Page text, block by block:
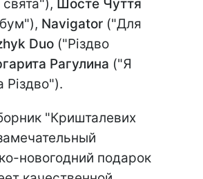
Шосте Чуття
Navigator ("Для
Duo ("Різдво
Рагулина ("Я
Різдво").
"Кришталевих
новогодний подарок